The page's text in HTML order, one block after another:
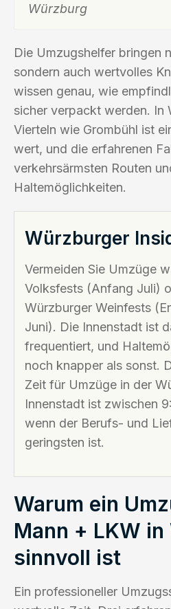
Würzburg
Die Umzugshelfer bringen
sondern auch wertvolles
wissen genau, wie
sicher verpackt werden. In
Vierteln wie Grombühl ist
wert, und die erfahrenen
verkehrsärmsten Routen
Haltemöglichkeiten.
Würzburger
Vermeiden Sie Umzüge
Volksfests (Anfang Juli)
Würzburger Weinfests
Juni). Die Innenstadt ist
frequentiert, und
noch knapper als sonst.
Zeit für Umzüge in der
Innenstadt ist zwischen
wenn der Berufs- und
geringsten ist.
Warum ein
Mann + LKW
sinnvoll ist
Ein professioneller